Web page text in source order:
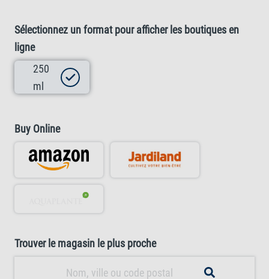
Sélectionnez un format pour afficher les boutiques en
ligne
250
ml
Buy Online
Trouver le magasin le plus proche